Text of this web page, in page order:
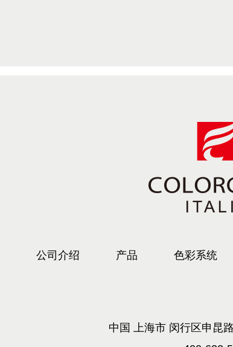
公司介绍 产品 色彩系统
中国 上海市 闵行区申昆